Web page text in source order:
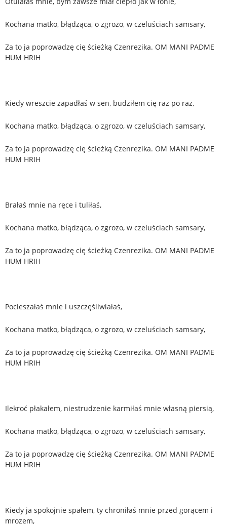
Kochana matko, błądząca, o zgrozo, w czeluściach samsary,
Za to ja poprowadzę cię ścieżką Czenrezika. OM MANI PADME
HUM HRIH
Kiedy wreszcie zapadłaś w sen, budziłem cię raz po raz,
Kochana matko, błądząca, o zgrozo, w czeluściach samsary,
Za to ja poprowadzę cię ścieżką Czenrezika. OM MANI PADME
HUM HRIH
Brałaś mnie na ręce i tuliłaś,
Kochana matko, błądząca, o zgrozo, w czeluściach samsary,
Za to ja poprowadzę cię ścieżką Czenrezika. OM MANI PADME
HUM HRIH
Pocieszałaś mnie i uszczęśliwiałaś,
Kochana matko, błądząca, o zgrozo, w czeluściach samsary,
Za to ja poprowadzę cię ścieżką Czenrezika. OM MANI PADME
HUM HRIH
Ilekroć płakałem, niestrudzenie karmiłaś mnie własną piersią,
Kochana matko, błądząca, o zgrozo, w czeluściach samsary,
Za to ja poprowadzę cię ścieżką Czenrezika. OM MANI PADME
HUM HRIH
Kiedy ja spokojnie spałem, ty chroniłaś mnie przed gorącem i
mrozem,